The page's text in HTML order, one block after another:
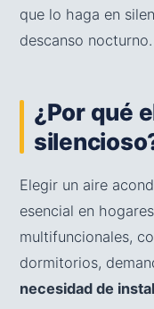
que lo haga en
descanso nocturno.
¿Por qué
Elegir un aire
esencial en
multifuncionales,
dormitorios,
necesidad de